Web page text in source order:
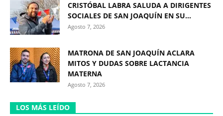
CRISTÓBAL LABRA SALUDA A DIRIGENTES
SOCIALES DE SAN JOAQUÍN EN SU...
Agosto 7, 2026
MATRONA DE SAN JOAQUÍN ACLARA
MITOS Y DUDAS SOBRE LACTANCIA
MATERNA
Agosto 7, 2026
LOS MÁS LEÍDO